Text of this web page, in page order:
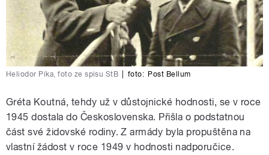
Heliodor Píka, foto ze spisu StB foto: Post Bellum
Gréta Koutná, tehdy už v důstojnické hodnosti, se v roce
1945 dostala do Československa. Přišla o podstatnou
část své židovské rodiny. Z armády byla propuštěna na
vlastní žádost v roce 1949 v hodnosti nadporučice.